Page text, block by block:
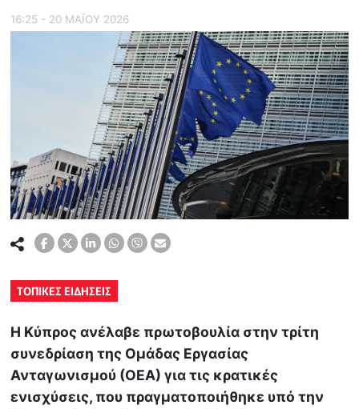
16:25 - 20 ΜΑΪ́ΟΥ 2026
ΤΟΠΙΚΕΣ ΕΙΔΗΣΕΙΣ
Η Κύπρος ανέλαβε πρωτοβουλία στην τρίτη
συνεδρίαση της Ομάδας Εργασίας
Ανταγωνισμού (ΟΕΑ) για τις κρατικές
ενισχύσεις, που πραγματοποιήθηκε υπό την